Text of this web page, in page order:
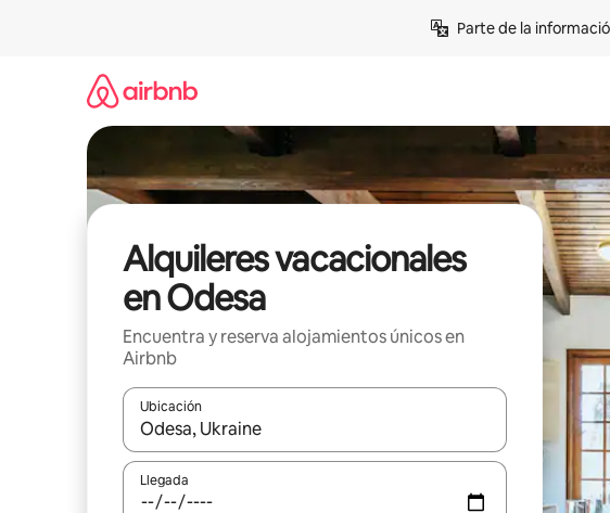
Parte de la
Alquileres vacacionales
en Odesa
Encuentra y reserva alojamientos únicos en
Airbnb
Ubicación
Cuando los resultados estén disponibles, navega con las teclas de
Llegada